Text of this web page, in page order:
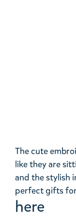
The cute
like they are
and the stylish
perfect gifts
here